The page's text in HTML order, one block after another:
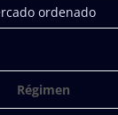
ordenado
Régimen